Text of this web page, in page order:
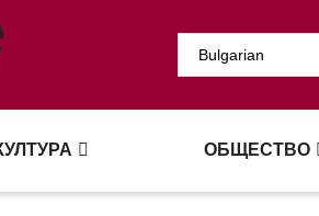
ОБЩЕСТВО